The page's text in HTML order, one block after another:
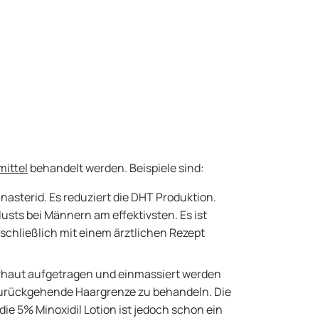
behandelt werden. Beispiele sind:
Es reduziert die DHT Produktion.
bei Männern am effektivsten. Es ist
mit einem ärztlichen Rezept
aufgetragen und einmassiert werden
Haargrenze zu behandeln. Die
5% Minoxidil Lotion ist jedoch schon ein